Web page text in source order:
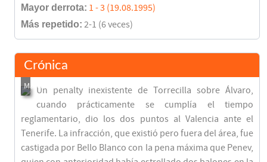
Mayor derrota: 1 - 3 (19.08.1995)
Más repetido: 2-1 (6 veces)
Crónica
Un penalty inexistente de Torrecilla sobre Álvaro,
cuando prácticamente se cumplía el tiempo
reglamentario, dio los dos puntos al Valencia ante el
Tenerife. La infracción, que existió pero fuera del área, fue
castigada por Bello Blanco con la pena máxima que Penev,